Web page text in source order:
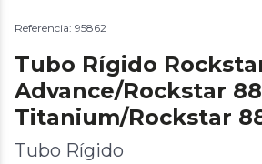
Referencia: 95862
Tubo Rígido
Advance/Rockstar
Titanium/Rockstar
Tubo Rígido